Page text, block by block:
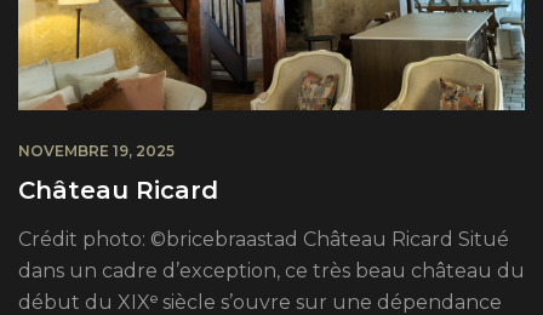
NOVEMBRE 19, 2025
Château Ricard
Crédit photo: ©bricebraastad Château Ricard Situé
dans un cadre d’exception, ce très beau château du
début du XIXᵉ siècle s’ouvre sur une dépendance